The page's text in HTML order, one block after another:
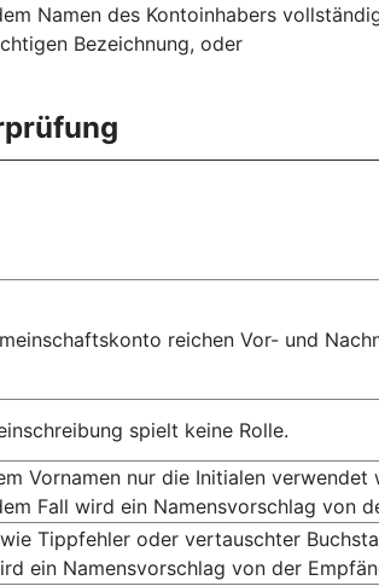
Namen des Kontoinhabers
Bezeichnung, oder
reichen Vor- und
spielt keine Rolle.
Vornamen nur die Initialen
Fall wird ein Namensvorschlag von
Tippfehler oder vertauschter
ein Namensvorschlag von der